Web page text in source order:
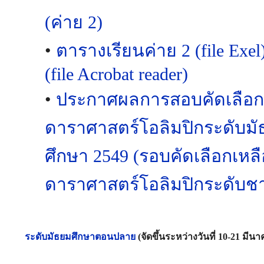
(ค่าย 2)
• ตารางเรียนค่าย 2 (file
(file Acrobat reader)
• ประกาศผลการสอบคัดเลือ
ดาราศาสตร์โอลิมปิกระดับ
ศึกษา 2549 (รอบคัดเลือกเห
ดาราศาสตร์โอลิมปิกระดับช
ระดับมัธยมศึกษาตอนปลาย (จัดขึ้นระหว่างวันที่ 10-21 มีนา